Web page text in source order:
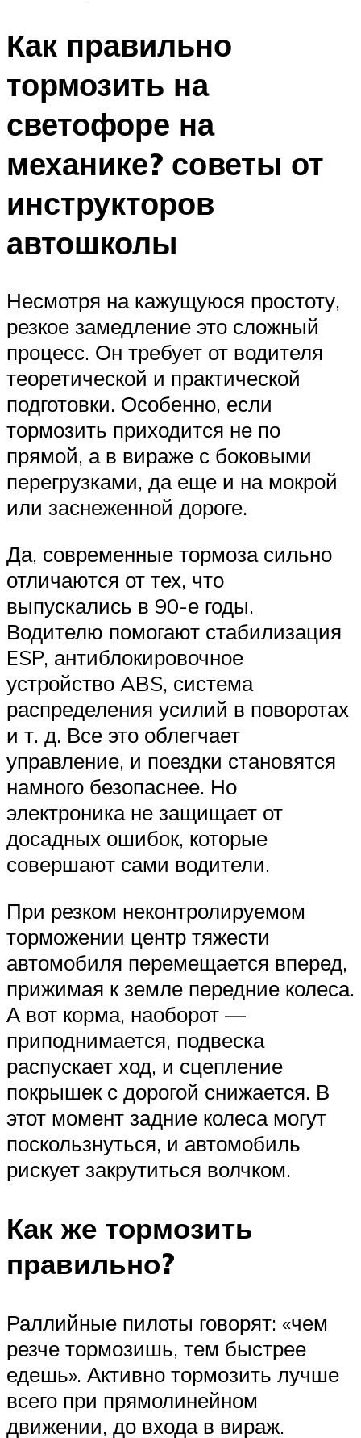
Как правильно
тормозить на
светофоре на
механике? советы от
инструкторов
автошколы
Несмотря на кажущуюся простоту,
резкое замедление это сложный
процесс. Он требует от водителя
теоретической и практической
подготовки. Особенно, если
тормозить приходится не по
прямой, а в вираже с боковыми
перегрузками, да еще и на мокрой
или заснеженной дороге.
Да, современные тормоза сильно
отличаются от тех, что
выпускались в 90-е годы.
Водителю помогают стабилизация
ESP, антиблокировочное
устройство ABS, система
распределения усилий в поворотах
и т. д. Все это облегчает
управление, и поездки становятся
намного безопаснее. Но
электроника не защищает от
досадных ошибок, которые
совершают сами водители.
При резком неконтролируемом
торможении центр тяжести
автомобиля перемещается вперед,
прижимая к земле передние колеса.
А вот корма, наоборот —
приподнимается, подвеска
распускает ход, и сцепление
покрышек с дорогой снижается. В
этот момент задние колеса могут
поскользнуться, и автомобиль
рискует закрутиться волчком.
Как же тормозить
правильно?
Раллийные пилоты говорят: «чем
резче тормозишь, тем быстрее
едешь». Активно тормозить лучше
всего при прямолинейном
движении, до входа в вираж.